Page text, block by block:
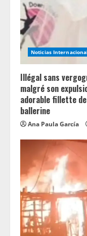
d
i
n
g
Noticias
Illégal sans
malgré son
adorable fillette
ballerine
Ana Paula García